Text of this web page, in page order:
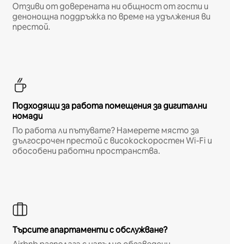
Отзиви от доверената ни общност от гости и
денонощна поддръжка по време на удължения ви
престой.
Подходящи за работа помещения за дигитални
номади
По работа ли пътувате? Намерете място за
дългосрочен престой с високоскоростен Wi-Fi и
обособени работни пространства.
Търсите апартаменти с обслужване?